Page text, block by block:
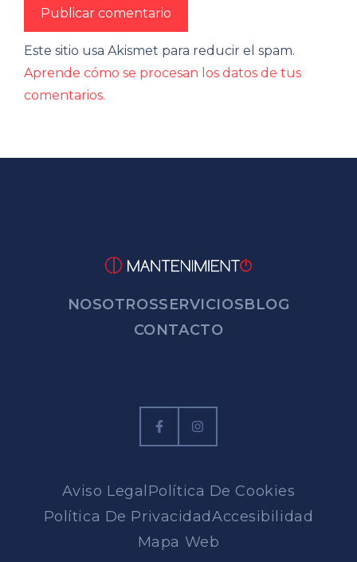
Este sitio usa Akismet para reducir el spam.
Aprende cómo se procesan los datos de tus
comentarios.
NOSOTROSSERVICIOSBLOG
CONTACTO
Aviso LegalPolítica De Cookies
Política De PrivacidadAccesibilidad
Mapa Web